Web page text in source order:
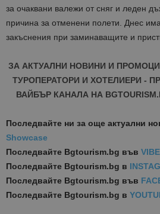
за очаквани валежи от сняг и леден
причина за отменени полети. Днес
закъснения при заминаващите и
ЗА АКТУАЛНИ НОВИНИ И
ТУРОПЕРАТОРИ И ХОТЕЛИЕРИ -
ВАЙБЪР КАНАЛА НА
Последвайте ни за още актуални
Showcase
Последвайте Bgtourism.bg във
Последвайте Bgtourism.bg в
Последвайте Bgtourism.bg във
Последвайте Bgtourism.bg в